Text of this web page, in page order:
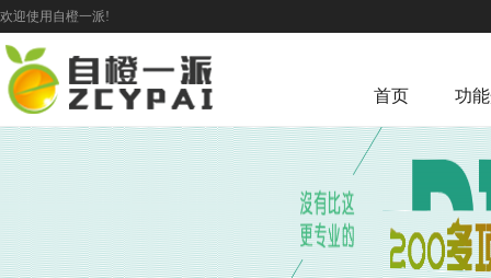
欢迎使用自橙一派!
首页 功